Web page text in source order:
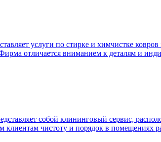
услуги по стирке и химчистке
отличается вниманием к деталям и
собой клининговый сервис,
чистоту и порядок в помещениях